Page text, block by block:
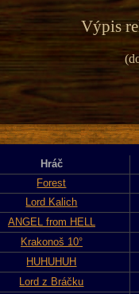
Výpis
Hráč
Forest
Lord Kalich
ANGEL from HELL
Krakonoš 10°
HUHUHUH
Lord z Bráčku